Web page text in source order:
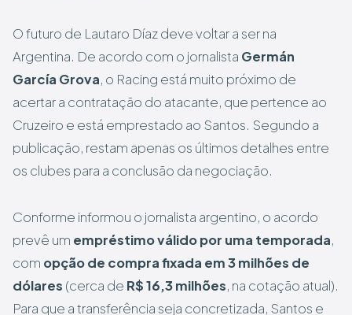
O futuro de Lautaro Díaz deve voltar a ser na
Argentina. De acordo com o jornalista Germán
García Grova, o Racing está muito próximo de
acertar a contratação do atacante, que pertence ao
Cruzeiro e está emprestado ao Santos. Segundo a
publicação, restam apenas os últimos detalhes entre
os clubes para a conclusão da negociação.
Conforme informou o jornalista argentino, o acordo
prevê um empréstimo válido por uma temporada,
com opção de compra fixada em 3 milhões de
dólares (cerca de R$ 16,3 milhões, na cotação atual).
Para que a transferência seja concretizada, Santos e